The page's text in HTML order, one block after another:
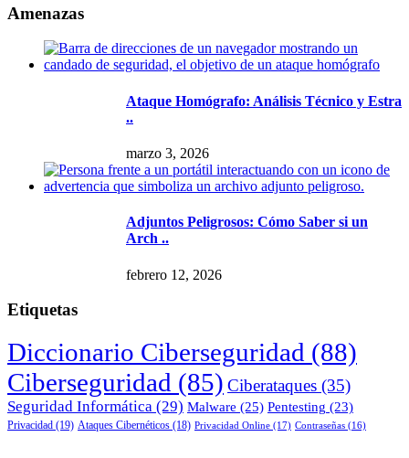
Amenazas
Ataque Homógrafo: Análisis Técnico y Estra
..
marzo 3, 2026
Adjuntos Peligrosos: Cómo Saber si un
Arch ..
febrero 12, 2026
Etiquetas
Diccionario Ciberseguridad (88)
Ciberseguridad (85) Ciberataques (35)
Seguridad Informática (29) Malware (25) Pentesting (23)
Privacidad (19) Ataques Cibernéticos (18) Privacidad Online (17) Contraseñas (16)